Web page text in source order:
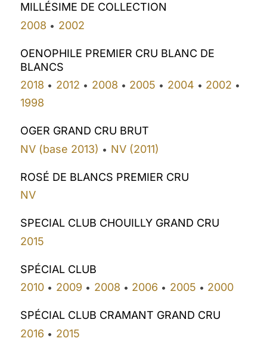
MILLÉSIME DE COLLECTION
2008 • 2002
OENOPHILE PREMIER CRU BLANC DE
BLANCS
2018 • 2012 • 2008 • 2005 • 2004 • 2002 •
1998
OGER GRAND CRU BRUT
NV (base 2013) • NV (2011)
ROSÉ DE BLANCS PREMIER CRU
NV
SPECIAL CLUB CHOUILLY GRAND CRU
2015
SPÉCIAL CLUB
2010 • 2009 • 2008 • 2006 • 2005 • 2000
SPÉCIAL CLUB CRAMANT GRAND CRU
2016 • 2015